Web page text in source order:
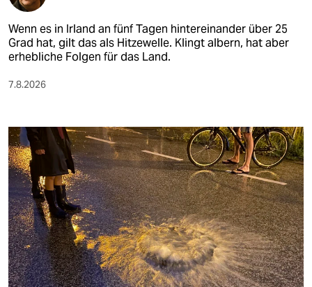
Wenn es in Irland an fünf Tagen hintereinander über 25
Grad hat, gilt das als Hitzewelle. Klingt albern, hat aber
erhebliche Folgen für das Land.
7.8.2026